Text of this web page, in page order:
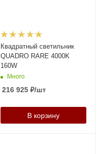
Квадратный светильник
QUADRO RARE 4000K
160W
Много
216 925₽/шт
В корзину